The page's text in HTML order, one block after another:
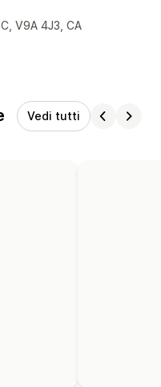
V9A 4J3, CA
Vedi tutti